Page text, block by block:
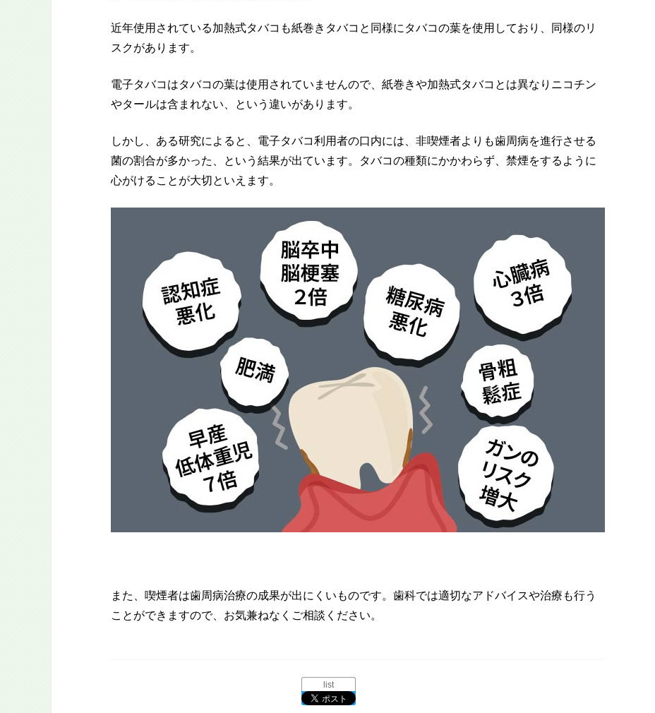
近年使用されている加熱式タバコも紙巻きタバコと同様にタバコの葉を使用しており、同様のリ
スクがあります。
電子タバコはタバコの葉は使用されていませんので、紙巻きや加熱式タバコとは異なりニコチン
やタールは含まれない、という違いがあります。
しかし、ある研究によると、電子タバコ利用者の口内には、非喫煙者よりも歯周病を進行させる
菌の割合が多かった、という結果が出ています。タバコの種類にかかわらず、禁煙をするように
心がけることが大切といえます。
また、喫煙者は歯周病治療の成果が出にくいものです。歯科では適切なアドバイスや治療も行う
ことができますので、お気兼ねなくご相談ください。
list